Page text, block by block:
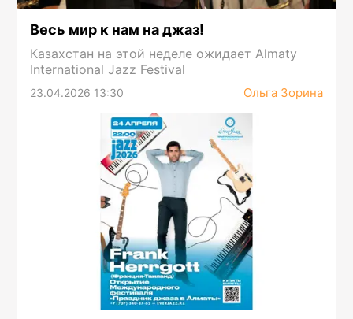
Весь мир к нам на джаз!
Казахстан на этой неделе ожидает Almaty
International Jazz Festival
23.04.2026 13:30 Ольга Зорина